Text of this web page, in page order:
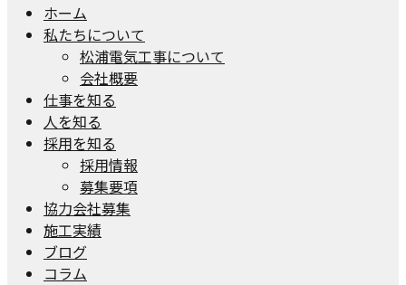
ホーム
私たちについて
松浦電気工事について
会社概要
仕事を知る
人を知る
採用を知る
採用情報
募集要項
協力会社募集
施工実績
ブログ
コラム